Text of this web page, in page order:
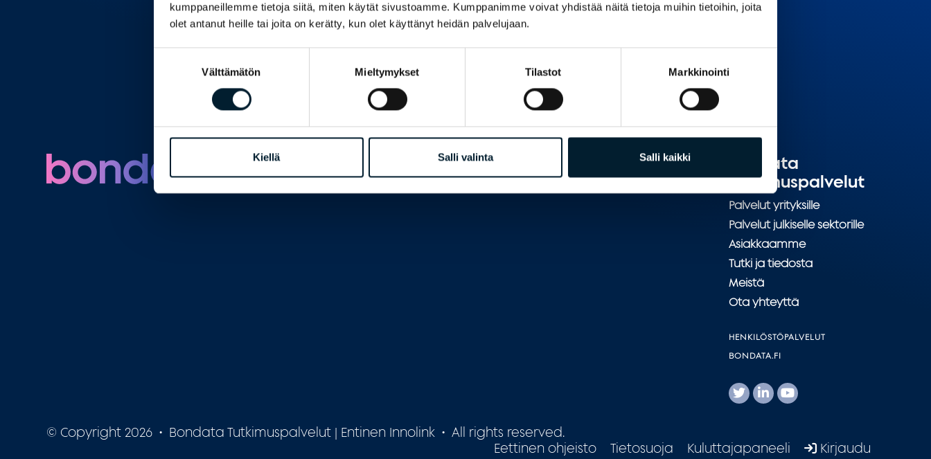
kumppaneillemme tietoja siitä, miten käytät sivustoamme. Kumppanimme voivat yhdistää näitä tietoja muihin tietoihin, joita
olet antanut heille tai joita on kerätty, kun olet käyttänyt heidän palvelujaan.
Välttämätön Mieltymykset Tilastot Markkinointi
Kiellä Salli valinta Salli kaikki
Loading...
Bondata
tutkimuspalvelut
Palvelut yrityksille
Palvelut julkiselle sektorille
Asiakkaamme
Tutki ja tiedosta
Meistä
Ota yhteyttä
HENKILÖSTÖPALVELUT
BONDATA.FI
© Copyright 2026 • Bondata Tutkimuspalvelut | Entinen Innolink • All rights reserved.
Eettinen ohjeisto
Tietosuoja Kuluttajapaneeli Kirjaudu